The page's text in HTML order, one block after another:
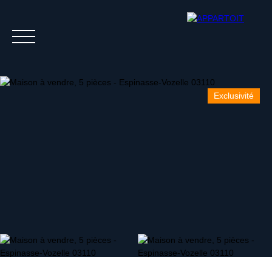
Exclusivité